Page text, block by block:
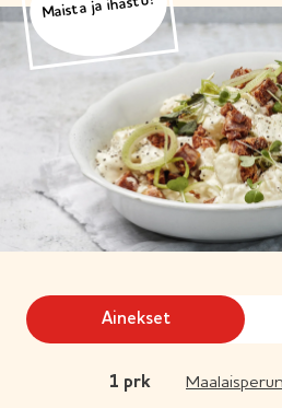
Maista ja ihastu!
Ainekset
1 prk